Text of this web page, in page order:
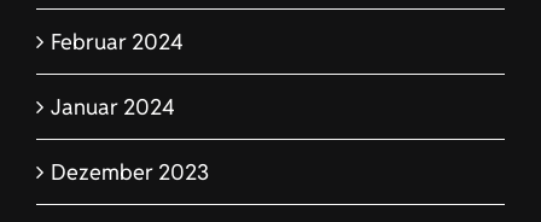
Februar 2024
Januar 2024
Dezember 2023